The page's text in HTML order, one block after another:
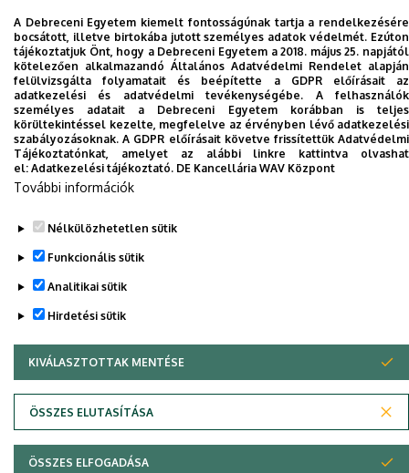
Sporttudományi Koordinációs Intézet
Dolgozói adatmódosítás igénylése a DE
telefonkönyvében|Külső személyek rögzítése a
DE telefonkönyvében|Súgó|Hibabejelentés
Szerzői jog © 2026 Unideb
A Debreceni Egyetem kiemelt fontosságúnak tartja a rendelkezésére
bocsátott, illetve birtokába jutott személyes adatok védelmét. Ezúton
tájékoztatjuk Önt, hogy a Debreceni Egyetem a 2018. május 25. napjától
kötelezően alkalmazandó Általános Adatvédelmi Rendelet alapján
felülvizsgálta folyamatait és beépítette a GDPR előírásait az
adatkezelési és adatvédelmi tevékenységébe. A felhasználók
személyes adatait a Debreceni Egyetem korábban is teljes
körültekintéssel kezelte, megfelelve az érvényben lévő adatkezelési
szabályozásoknak. A GDPR előírásait követve frissítettük Adatvédelmi
Tájékoztatónkat, amelyet az alábbi linkre kattintva olvashat
el: Adatkezelési tájékoztató. DE Kancellária WAV Központ
További információk
Nélkülözhetetlen sütik
Funkcionális sütik
Analitikai sütik
Hirdetési sütik
KIVÁLASZTOTTAK MENTÉSE
ÖSSZES ELUTASÍTÁSA
WITHDRAW CONSENT
ÖSSZES ELFOGADÁSA